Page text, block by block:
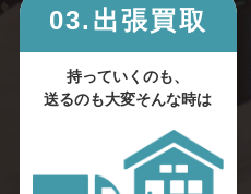
03.出張買取
持っていくのも、
送るのも大変そんな時は